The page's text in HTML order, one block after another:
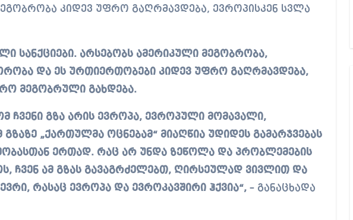
კიდევ უფრო გაღრმავდება, ევროპისკენ სვლა
სანქციები. არსებობს ამერიკული მეგობრობა,
და ეს ურთიერთობები კიდევ უფრო გაღრმავდება,
მეგობრული გახდება.
ჩვენი გზა არის ევროპა, ევროპული მომავალი,
„ქართულმა ოცნებამ“ მიაღწია უდიდეს გამარჯვებას
ერთად. რაც არ უნდა ზეწოლა და პრობლემების
ჩვენ ამ გზას გავაგრძელებთ, ღირსეულად ვივლით და
რასაც ევროპა და ევროკავშირი ჰქვია“, – განაცხადა